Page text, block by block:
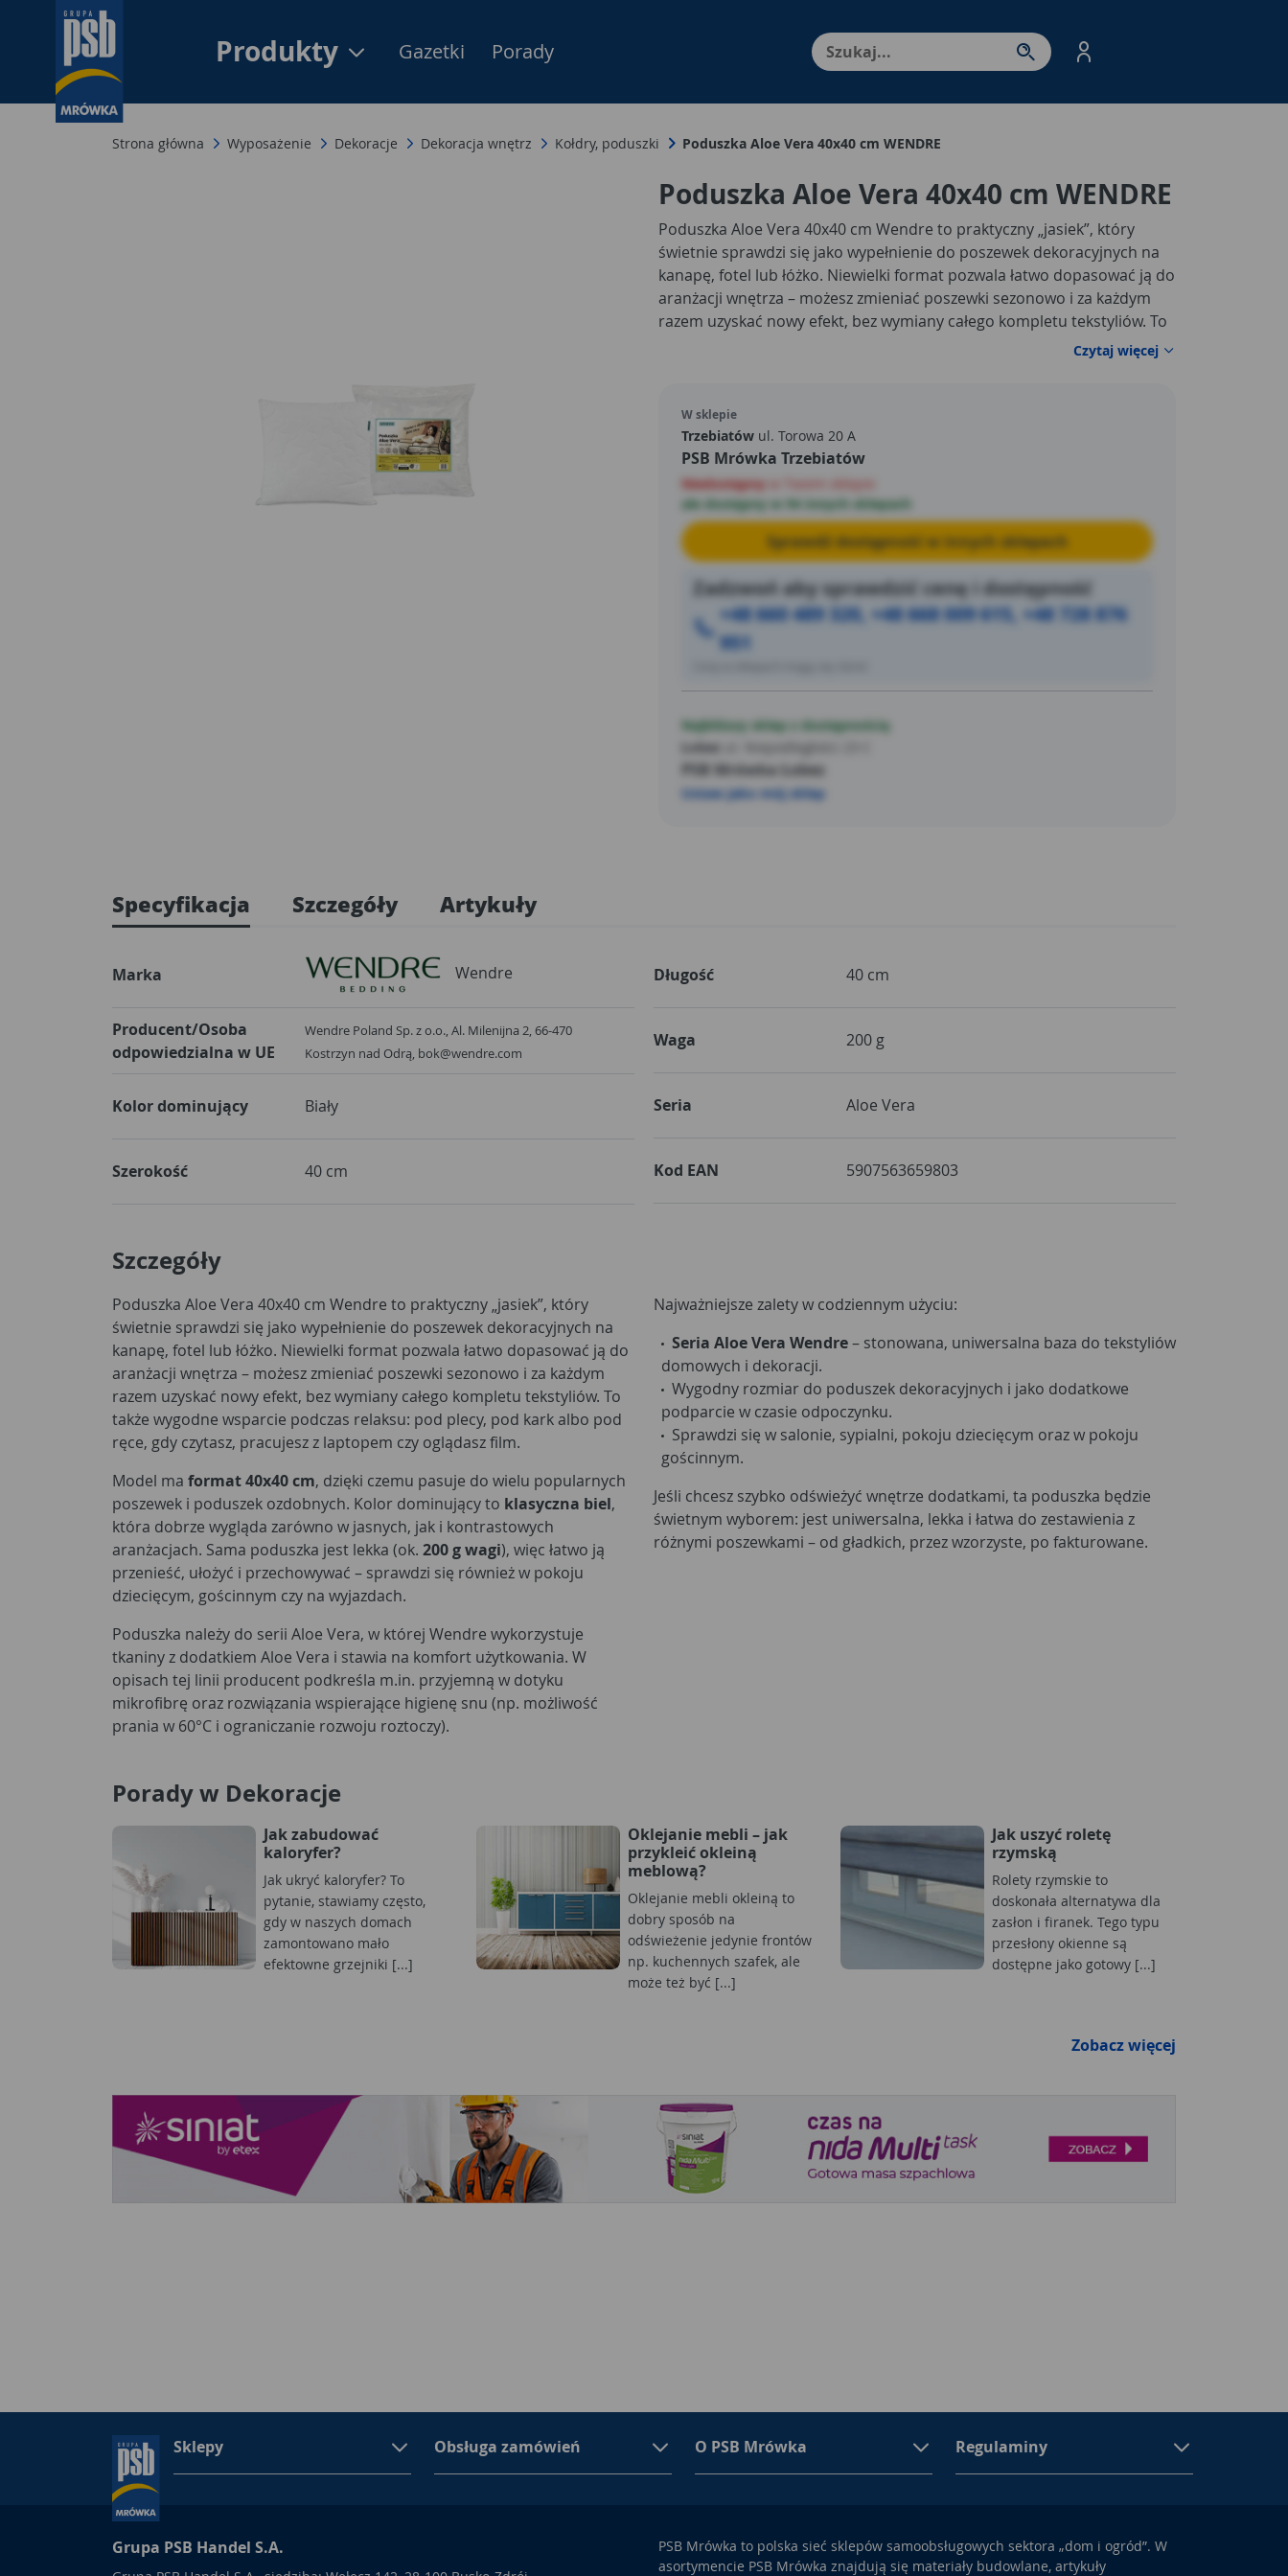
Produkty Menu Produktów, nawigacja: Enter - przejdź do strony produktów. Spacja – otwórz/
Gazetki Porady
Strona główna Wyposażenie Dekoracje Dekoracja wnętrz Kołdry, poduszki Poduszka Aloe Vera 40x40 cm WENDRE
Poduszka Aloe Vera 40x40 cm WENDRE
Poduszka Aloe Vera 40x40 cm Wendre to praktyczny „jasiek”, który
świetnie sprawdzi się jako wypełnienie do poszewek dekoracyjnych na
kanapę, fotel lub łóżko. Niewielki format pozwala łatwo dopasować ją do
aranżacji wnętrza – możesz zmieniać poszewki sezonowo i za każdym
razem uzyskać nowy efekt, bez wymiany całego kompletu tekstyliów. To
także wygodne wsparcie podczas relaksu: pod plecy, pod kark albo pod
Czytaj więcej
W sklepie
Trzebiatów ul. Torowa 20 A
PSB Mrówka Trzebiatów
Niedostępny w Twoim sklepie
ale dostępny w 94 innych sklepach
Sprawdź dostępność w innych sklepach
Zadzwoń aby sprawdzić cenę i dostępność
+48 660 489 320, +48 668 009 615, +48 728 876
951
Najbliższy sklep z dostępnością
Łobez
ul. Niepodległości 23 C
PSB Mrówka Łobez
Ustaw jako mój sklep
Specyfikacja Szczegóły Artykuły
Marka Wendre
Producent/Osoba
odpowiedzialna w UE
Wendre Poland Sp. z o.o., Al. Milenijna 2, 66-470
Kostrzyn nad Odrą, bok@wendre.com
Kolor dominujący Biały
Szerokość 40 cm
Długość 40 cm
Waga 200 g
Seria Aloe Vera
Kod EAN 5907563659803
Szczegóły
Poduszka Aloe Vera 40x40 cm Wendre to praktyczny „jasiek”, który
świetnie sprawdzi się jako wypełnienie do poszewek dekoracyjnych na
kanapę, fotel lub łóżko. Niewielki format pozwala łatwo dopasować ją do
aranżacji wnętrza – możesz zmieniać poszewki sezonowo i za każdym
razem uzyskać nowy efekt, bez wymiany całego kompletu tekstyliów. To
także wygodne wsparcie podczas relaksu: pod plecy, pod kark albo pod
ręce, gdy czytasz, pracujesz z laptopem czy oglądasz film.
Model ma format 40x40 cm, dzięki czemu pasuje do wielu popularnych
poszewek i poduszek ozdobnych. Kolor dominujący to klasyczna biel,
która dobrze wygląda zarówno w jasnych, jak i kontrastowych
aranżacjach. Sama poduszka jest lekka (ok. 200 g wagi), więc łatwo ją
przenieść, ułożyć i przechowywać – sprawdzi się również w pokoju
dziecięcym, gościnnym czy na wyjazdach.
Poduszka należy do serii Aloe Vera, w której Wendre wykorzystuje
tkaniny z dodatkiem Aloe Vera i stawia na komfort użytkowania. W
opisach tej linii producent podkreśla m.in. przyjemną w dotyku
mikrofibrę oraz rozwiązania wspierające higienę snu (np. możliwość
prania w 60°C i ograniczanie rozwoju roztoczy).
Najważniejsze zalety w codziennym użyciu:
Seria Aloe Vera Wendre– stonowana, uniwersalna baza do tekstyliów
domowych i dekoracji.
Wygodny rozmiar do poduszek dekoracyjnych i jako dodatkowe
podparcie w czasie odpoczynku.
Sprawdzi się w salonie, sypialni, pokoju dziecięcym oraz w pokoju
gościnnym.
Jeśli chcesz szybko odświeżyć wnętrze dodatkami, ta poduszka będzie
świetnym wyborem: jest uniwersalna, lekka i łatwa do zestawienia z
różnymi poszewkami – od gładkich, przez wzorzyste, po fakturowane.
Porady w Dekoracje
Jak zabudować
kaloryfer?
Jak ukryć kaloryfer? To
pytanie, stawiamy często,
gdy w naszych domach
zamontowano mało
efektowne grzejniki [...]
Oklejanie mebli – jak
przykleić okleiną
meblową?
Oklejanie mebli okleiną to
dobry sposób na
odświeżenie jedynie frontów
np. kuchennych szafek, ale
może też być [...]
Jak uszyć roletę
rzymską
Rolety rzymskie to
doskonała alternatywa dla
zasłon i firanek. Tego typu
przesłony okienne są
dostępne jako gotowy [...]
Zobacz więcej
Sklepy Obsługa zamówień O PSB Mrówka Regulaminy
Grupa PSB Handel S.A.
PSB Mrówka to polska sieć sklepów samoobsługowych sektora „dom i ogród”. W
asortymencie PSB Mrówka znajdują się materiały budowlane, artykuły